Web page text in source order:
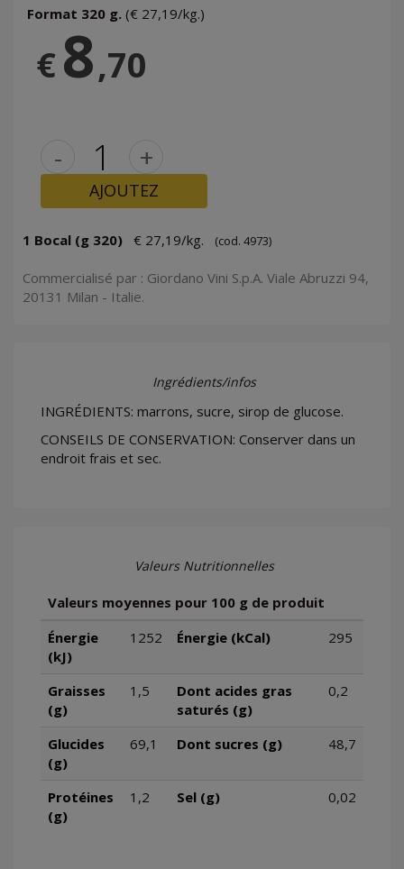
Format 320 g. (€ 27,19/kg.)
€8,70
- +
AJOUTEZ
1 Bocal (g 320) € 27,19/kg. (cod. 4973)
Commercialisé par : Giordano Vini S.p.A. Viale Abruzzi 94,
20131 Milan - Italie.
Ingrédients/infos
INGRÉDIENTS: marrons, sucre, sirop de glucose.
CONSEILS DE CONSERVATION: Conserver dans un
endroit frais et sec.
Valeurs Nutritionnelles
Valeurs moyennes pour 100 g de produit
Énergie
(kJ)
1252 Énergie (kCal) 295
Graisses
(g)
1,5
Dont acides gras
saturés (g)
0,2
Glucides
(g)
69,1 Dont sucres (g) 48,7
Protéines
(g)
1,2 Sel (g) 0,02